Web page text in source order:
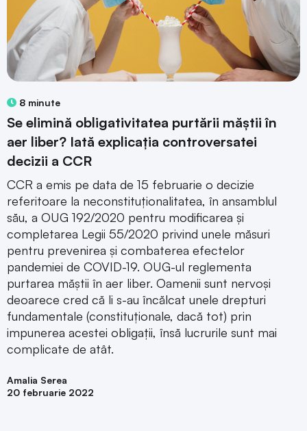
8 minute
Se elimină obligativitatea purtării măștii în
aer liber? Iată explicația controversatei
decizii a CCR
CCR a emis pe data de 15 februarie o decizie
referitoare la neconstituționalitatea, în ansamblul
său, a OUG 192/2020 pentru modificarea și
completarea Legii 55/2020 privind unele măsuri
pentru prevenirea și combaterea efectelor
pandemiei de COVID-19. OUG-ul reglementa
purtarea măștii în aer liber. Oamenii sunt nervoși
deoarece cred că li s-au încălcat unele drepturi
fundamentale (constituționale, dacă tot) prin
impunerea acestei obligații, însă lucrurile sunt mai
complicate de atât.
Amalia Serea
20 februarie 2022